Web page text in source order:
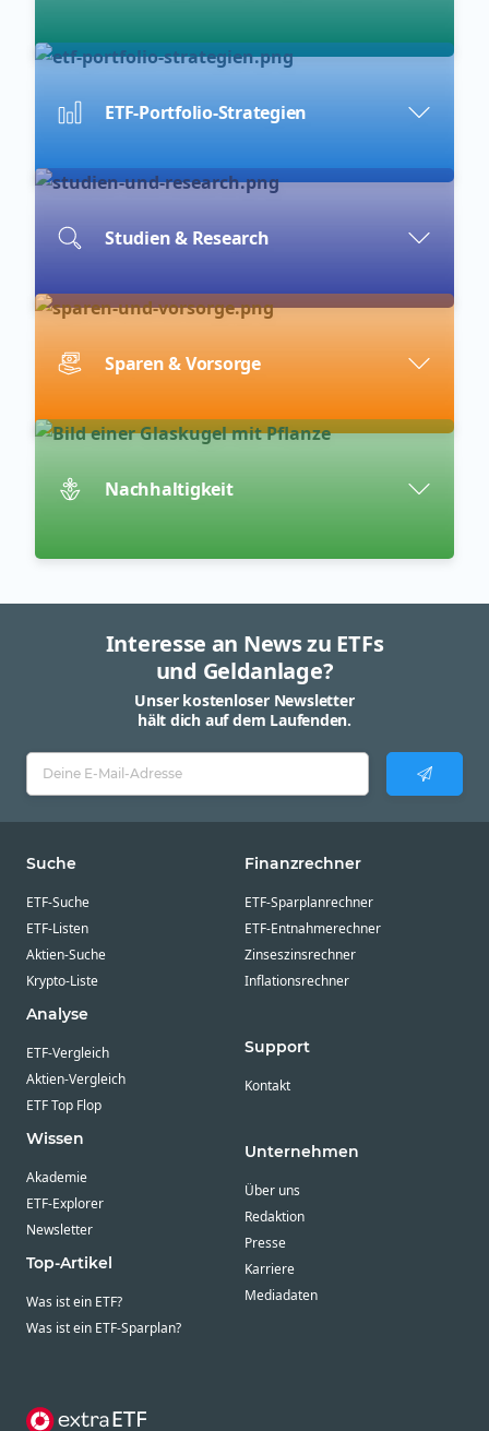
ETF-Portfolio-Strategien
Studien & Research
Sparen & Vorsorge
Nachhaltigkeit
Interesse an News zu ETFs
und Geldanlage?
Unser kostenloser Newsletter
hält dich auf dem Laufenden.
Suche
ETF-Suche
ETF-Listen
Aktien-Suche
Krypto-Liste
Analyse
ETF-Vergleich
Aktien-Vergleich
ETF Top Flop
Wissen
Akademie
ETF-Explorer
Newsletter
Top-Artikel
Was ist ein ETF?
Was ist ein ETF-Sparplan?
Finanzrechner
ETF-Sparplanrechner
ETF-Entnahmerechner
Zinseszinsrechner
Inflationsrechner
Support
Kontakt
Unternehmen
Über uns
Redaktion
Presse
Karriere
Mediadaten